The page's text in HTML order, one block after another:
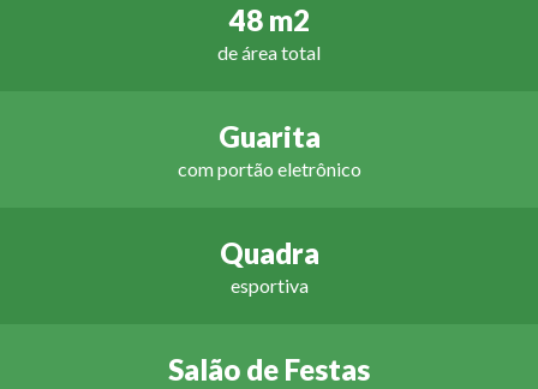
48 m2
de área total
Guarita
com portão eletrônico
Quadra
esportiva
Salão de Festas